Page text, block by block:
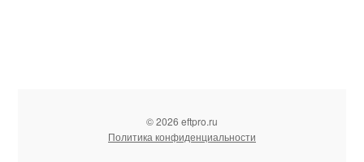
© 2026 eftpro.ru
Политика конфиденциальности